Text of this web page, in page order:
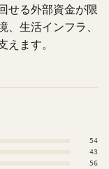
せる外部資金が限
生活インフラ、
ます。
54
43
56